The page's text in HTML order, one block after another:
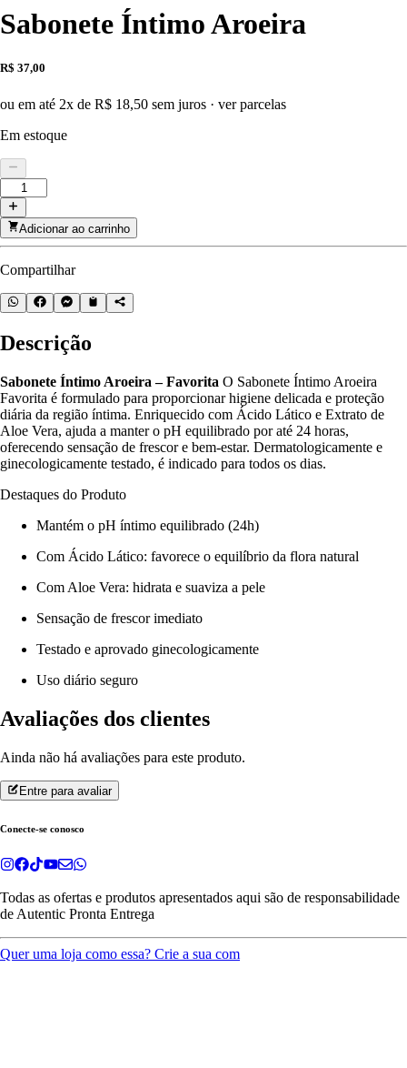
Sabonete Íntimo Aroeira
R$ 37,00
ou em até 2x de R$ 18,50 sem juros · ver parcelas
Em estoque
Adicionar ao carrinho
Compartilhar
Descrição
Sabonete Íntimo Aroeira – Favorita O Sabonete Íntimo Aroeira
Favorita é formulado para proporcionar higiene delicada e proteção
diária da região íntima. Enriquecido com Ácido Lático e Extrato de
Aloe Vera, ajuda a manter o pH equilibrado por até 24 horas,
oferecendo sensação de frescor e bem-estar. Dermatologicamente e
ginecologicamente testado, é indicado para todos os dias.
Destaques do Produto
Mantém o pH íntimo equilibrado (24h)
Com Ácido Lático: favorece o equilíbrio da flora natural
Com Aloe Vera: hidrata e suaviza a pele
Sensação de frescor imediato
Testado e aprovado ginecologicamente
Uso diário seguro
Avaliações dos clientes
Ainda não há avaliações para este produto.
Entre para avaliar
Conecte-se conosco
Todas as ofertas e produtos apresentados aqui são de responsabilidade
de Autentic Pronta Entrega
Quer uma loja como essa? Crie a sua com